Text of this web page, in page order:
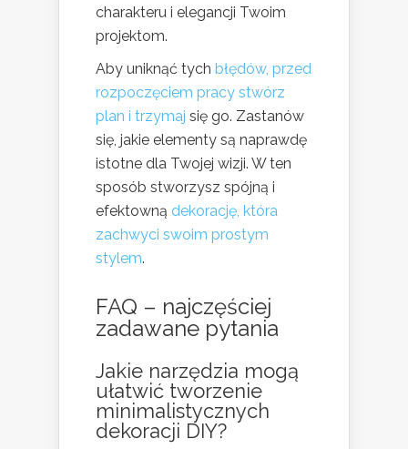
charakteru i elegancji Twoim
projektom.
Aby uniknąć tych błędów, przed
rozpoczęciem pracy stwórz
plan i trzymaj się go. Zastanów
się, jakie elementy są naprawdę
istotne dla Twojej wizji. W ten
sposób stworzysz spójną i
efektowną dekorację, która
zachwyci swoim prostym
stylem.
FAQ – najczęściej
zadawane pytania
Jakie narzędzia mogą
ułatwić tworzenie
minimalistycznych
dekoracji DIY?